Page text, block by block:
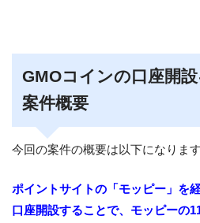
GMOコインの口座開
案件概要
今回の案件の概要は以下になります
ポイントサイトの「モッピー」を
口座開設することで、モッピーの